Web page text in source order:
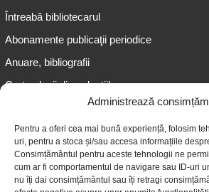
Administrează
Pentru a oferi cea mai bună experiență, folosim
uri, pentru a stoca și/sau accesa informațiile
Consimțământul pentru aceste tehnologii ne
cum ar fi comportamentul de navigare sau ID-uri
nu îți dai consimțământul sau îți retragi
Întreabă bibliotecarul
Abonamente publicaţii periodice
Anuare, bibliografii
Cartea lunii din colecțiile
Informații pentru adolescenți
Informații pentru adulți